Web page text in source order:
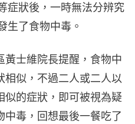
症狀後，一時無法分辨究
生了食物中毒。
黃士維院長提醒，食物中
似，不過二人或二人以
似的症狀，即可被視為疑
毒，回想最後一餐吃了